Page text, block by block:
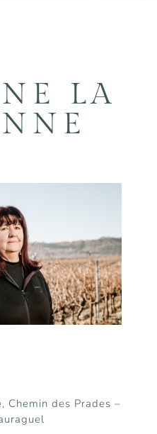
LA
Chemin des Prades –